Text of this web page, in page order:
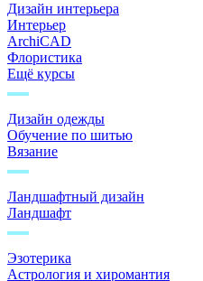
Дизайн интерьера
Интерьер
ArchiCAD
Флористика
Ещё курсы
Дизайн одежды
Обучение по шитью
Вязание
Ландшафтный дизайн
Ландшафт
Эзотерика
Астрология и хиромантия